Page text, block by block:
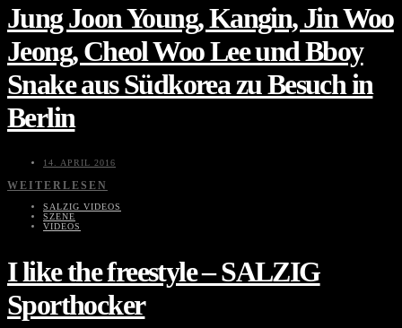
Jung Joon Young, Kangin, Jin Woo
Jeong, Cheol Woo Lee und Bboy
Snake aus Südkorea zu Besuch in
Berlin
14. APRIL 2016
WEITERLESEN
SALZIG VIDEOS
SZENE
VIDEOS
I like the freestyle – SALZIG
Sporthocker